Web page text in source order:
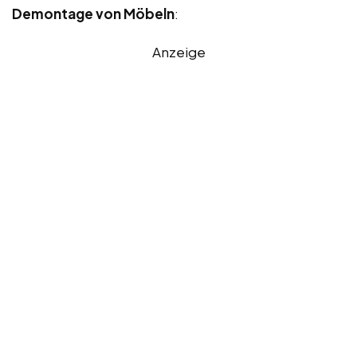
Demontage von Möbeln:
Anzeige